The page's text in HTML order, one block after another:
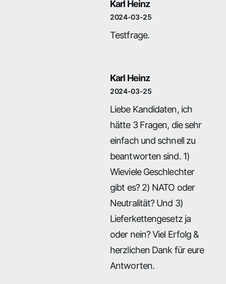
Karl Heinz
2024-03-25
Testfrage.
Karl Heinz
2024-03-25
Liebe Kandidaten, ich
hätte 3 Fragen, die sehr
einfach und schnell zu
beantworten sind. 1)
Wieviele Geschlechter
gibt es? 2) NATO oder
Neutralität? Und 3)
Lieferkettengesetz ja
oder nein? Viel Erfolg &
herzlichen Dank für eure
Antworten.